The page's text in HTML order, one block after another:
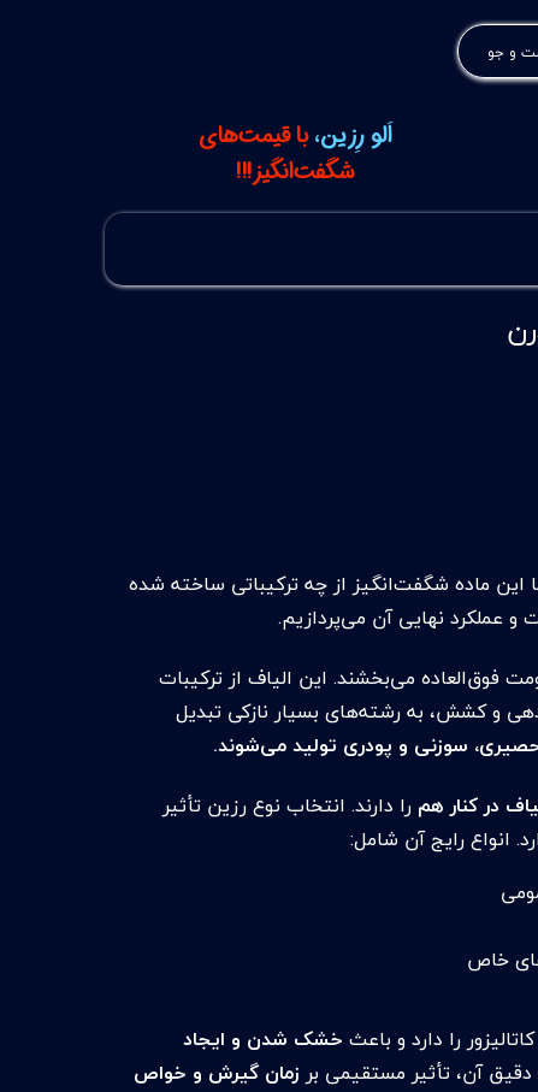
و جو
اَلو رِزین،با قیمت‌های
شگفت‌انگیز!!!
این ماده شگفت‌انگیز از چه ترکیباتی ساخته شده
عملکرد نهایی آن می‌پردازیم.
فوق‌العاده می‌بخشند. این الیاف از ترکیبات
و کشش، به رشته‌های بسیار نازکی تبدیل
سوزنی و پودری تولید می‌شوند.
در کنار هم را دارند. انتخاب نوع رزین تأثیر
انواع رایج آن شامل:
خاص
را دارد و باعث خشک شدن و ایجاد
آن، تأثیر مستقیمی بر زمان گیرش و خواص